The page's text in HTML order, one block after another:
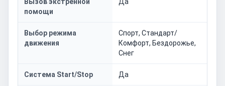
помощи
Выбор режима
движения
Спорт, Стандарт/
Комфорт, Бездорожье,
Снег
Система Start/Stop Да